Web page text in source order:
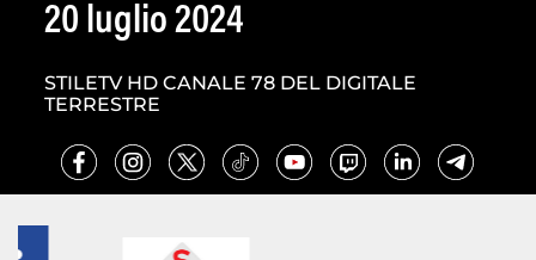
20 luglio 2024
STILETV HD CANALE 78 DEL DIGITALE
TERRESTRE